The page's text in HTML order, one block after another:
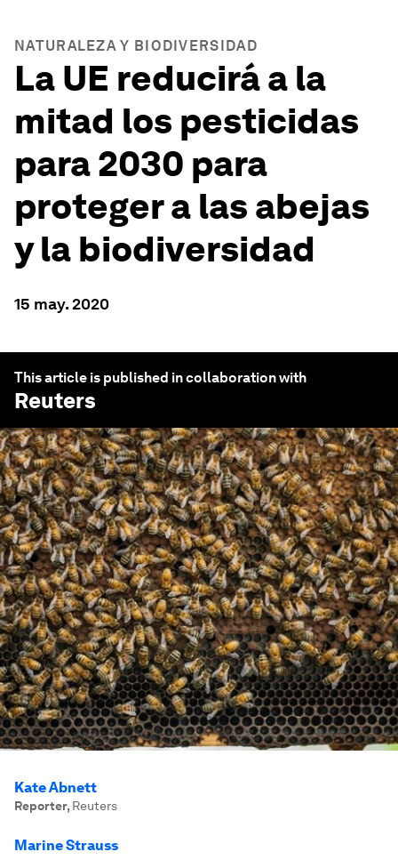
NATURALEZA Y BIODIVERSIDAD
La UE reducirá a la
mitad los pesticidas
para 2030 para
proteger a las abejas
y la biodiversidad
15 may. 2020
This article is published in collaboration with
Reuters
Kate Abnett
Reporter, Reuters
Marine Strauss